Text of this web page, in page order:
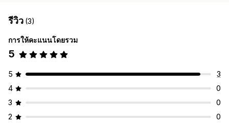
รีวิว (3)
การให้คะแนนโดยรวม
5
5
3
4
0
3
0
2
0